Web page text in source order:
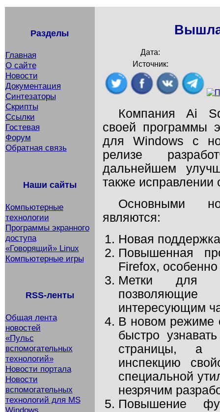
Разделы
Главная
О сайте
Новости
Документация
Синтезаторы
Скрипты
Ссылки
Гостевая
Форум
Обратная связь
Наши сайты
Компьютерные
технологии
Программы экранного
доступа
«Говорящий» Linux
Компьютерные игры
RSS-ленты
Общая лента
новостей
«Пульс
вспомогательных
технологий»
Новости портала
Новости
вспомогательных
технологий для MS
Windows
Вышла
Дата:
Источник:
Компания Ai
своей программы
для Windows с
релизе
дальнейшем
также
Основными
являются:
Новая
Повышенная
Firefox,
Метки для
позволяющие
интересующим
В новом режиме
быстро
страницы, а
инспекцию
специальной
незрячим
Повышение